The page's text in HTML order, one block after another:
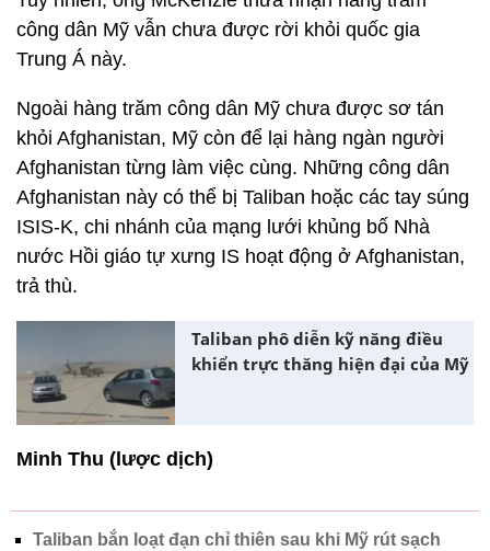
công dân Mỹ vẫn chưa được rời khỏi quốc gia
Trung Á này.
Ngoài hàng trăm công dân Mỹ chưa được sơ tán
khỏi Afghanistan, Mỹ còn để lại hàng ngàn người
Afghanistan từng làm việc cùng. Những công dân
Afghanistan này có thể bị Taliban hoặc các tay súng
ISIS-K, chi nhánh của mạng lưới khủng bố Nhà
nước Hồi giáo tự xưng IS hoạt động ở Afghanistan,
trả thù.
Taliban phô diễn kỹ năng điều
khiển trực thăng hiện đại của Mỹ
Minh Thu (lược dịch)
Taliban bắn loạt đạn chỉ thiên sau khi Mỹ rút sạch